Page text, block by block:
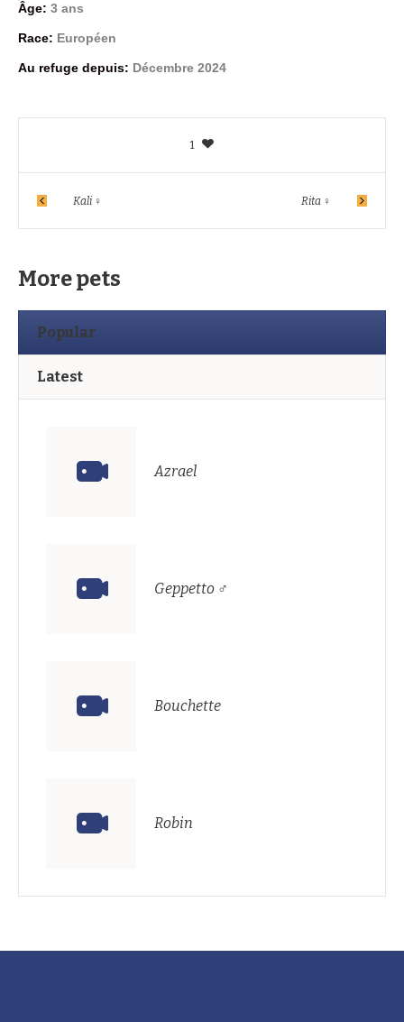
Âge: 3 ans
Race: Européen
Au refuge depuis: Décembre 2024
1
Kali ♀ Rita ♀
More pets
Popular
Latest
Azrael
Geppetto ♂
Bouchette
Robin